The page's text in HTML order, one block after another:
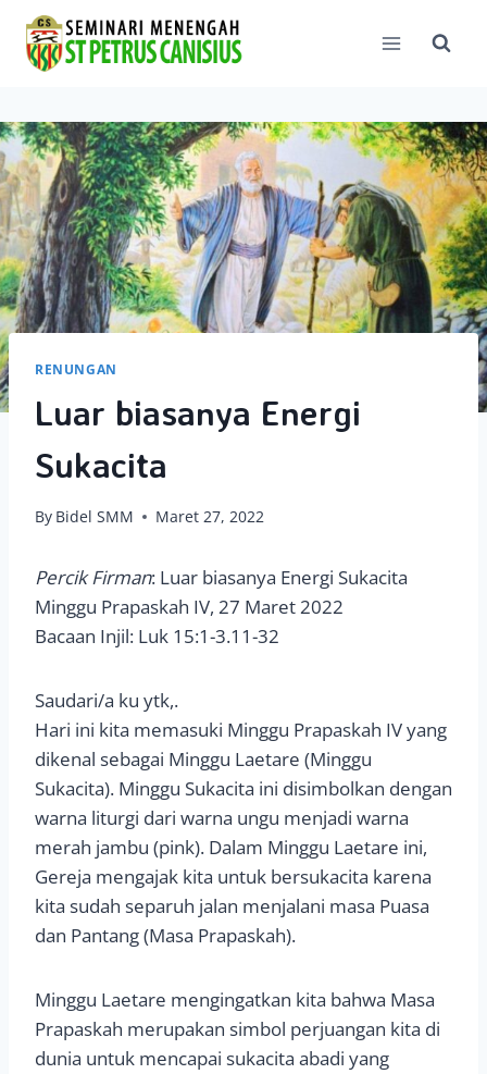
content
RENUNGAN
Luar biasanya Energi
Sukacita
By Bidel SMM Maret 27, 2022
Percik Firman: Luar biasanya Energi Sukacita
Minggu Prapaskah IV, 27 Maret 2022
Bacaan Injil: Luk 15:1-3.11-32
Saudari/a ku ytk,.
Hari ini kita memasuki Minggu Prapaskah IV yang
dikenal sebagai Minggu Laetare (Minggu
Sukacita). Minggu Sukacita ini disimbolkan dengan
warna liturgi dari warna ungu menjadi warna
merah jambu (pink). Dalam Minggu Laetare ini,
Gereja mengajak kita untuk bersukacita karena
kita sudah separuh jalan menjalani masa Puasa
dan Pantang (Masa Prapaskah).
Minggu Laetare mengingatkan kita bahwa Masa
Prapaskah merupakan simbol perjuangan kita di
dunia untuk mencapai sukacita abadi yang